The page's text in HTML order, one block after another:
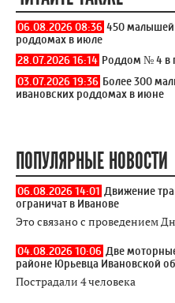
06.08.2026 08:36 450 малышей
роддомах в июле
28.07.2026 16:14 Роддом № 4 в
03.07.2026 19:36 Более 300
ивановских роддомах в июне
ПОПУЛЯРНЫЕ НОВОСТИ
06.08.2026 14:01 Движение
ограничат в Иванове
Это связано с проведением
04.08.2026 10:06 Две
районе Юрьевца Ивановской
Пострадали 4 человека